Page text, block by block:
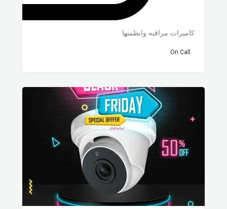
كاميرات مراقبه وانظمتها
On Call